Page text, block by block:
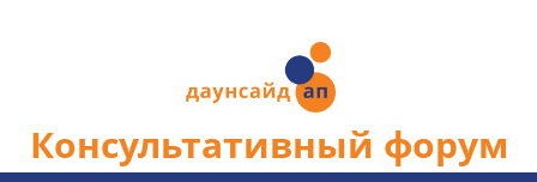
Консультативный форум